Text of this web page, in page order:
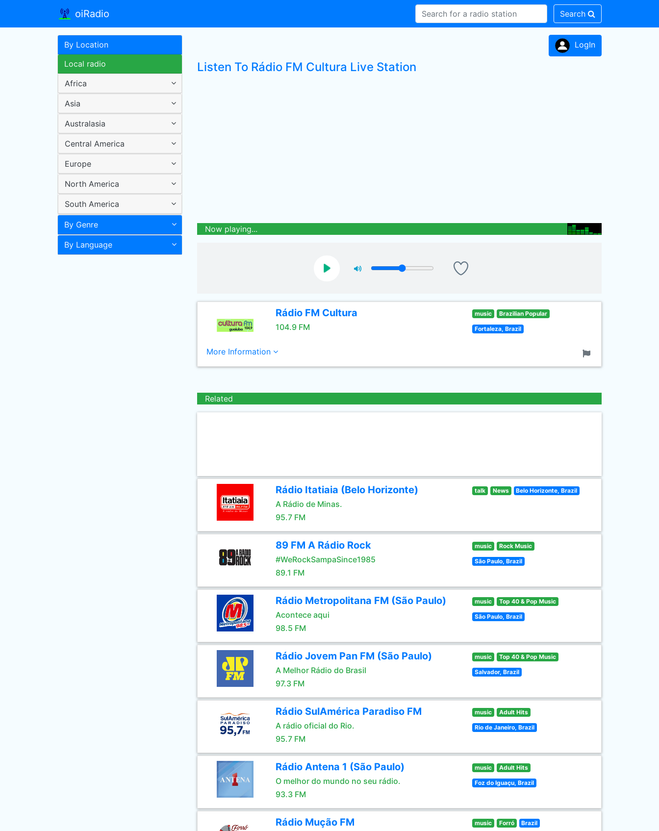
oiRadio Search
By Location
Local radio
Africa
Asia
Australasia
Central America
Europe
North America
South America
By Genre
By Language
LogIn
Listen To Rádio FM Cultura Live Station
Now playing...
Rádio FM Cultura
104.9 FM
music Brazilian Popular
Fortaleza, Brazil
More Information
Related
Rádio Itatiaia (Belo Horizonte)
A Rádio de Minas.
95.7 FM
talk News Belo Horizonte, Brazil
89 FM A Rádio Rock
#WeRockSampaSince1985
89.1 FM
music Rock Music
São Paulo, Brazil
Rádio Metropolitana FM (São Paulo)
Acontece aqui
98.5 FM
music Top 40 & Pop Music
São Paulo, Brazil
Rádio Jovem Pan FM (São Paulo)
A Melhor Rádio do Brasil
97.3 FM
music Top 40 & Pop Music
Salvador, Brazil
Rádio SulAmérica Paradiso FM
A rádio oficial do Rio.
95.7 FM
music Adult Hits
Rio de Janeiro, Brazil
Rádio Antena 1 (São Paulo)
O melhor do mundo no seu rádio.
93.3 FM
music Adult Hits
Foz do Iguaçu, Brazil
Rádio Mução FM music Forró Brazil